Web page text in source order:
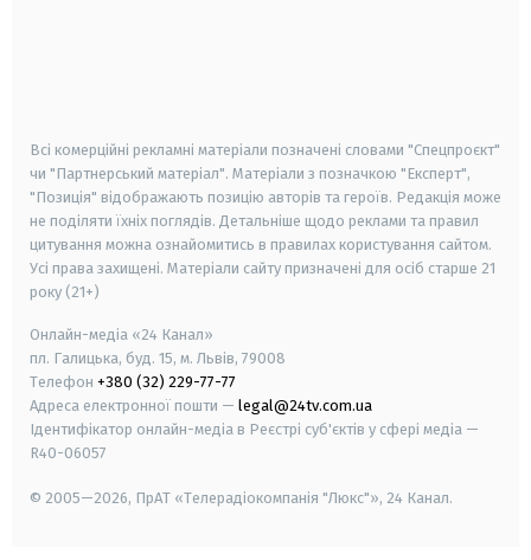
Всі комерційні рекламні матеріали позначені словами "Спецпроєкт"
чи "Партнерський матеріал". Матеріали з позначкою "Експерт",
"Позиція" відображають позицію авторів та героїв. Редакція може
не поділяти їхніх поглядів. Детальніше щодо реклами та правил
цитування можна ознайомитись в правилах користування сайтом.
Усі права захищені. Матеріали сайту призначені для осіб старше 21
року (21+)
Онлайн-медіа «24 Канал»
пл. Галицька, буд. 15, м. Львів, 79008
Телефон +380 (32) 229-77-77
Адреса електронної пошти — legal@24tv.com.ua
Ідентифікатор онлайн-медіа в Реєстрі суб'єктів у сфері медіа —
R40-06057
© 2005—2026, ПрАТ «Телерадіокомпанія "Люкс"», 24 Канал.